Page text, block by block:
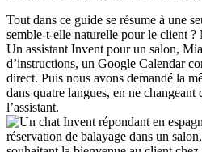
Tout dans ce guide se résume à une
semble-t-elle naturelle pour le client ?
Un assistant Invent pour un salon,
d’instructions, un Google Calendar
direct. Puis nous avons demandé la
dans quatre langues, en ne changeant
l’assistant.